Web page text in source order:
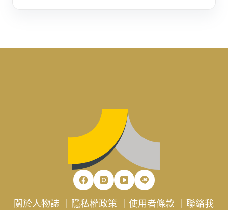
關於人物誌 隱私權政策 ｜使用者條款 ｜聯絡我